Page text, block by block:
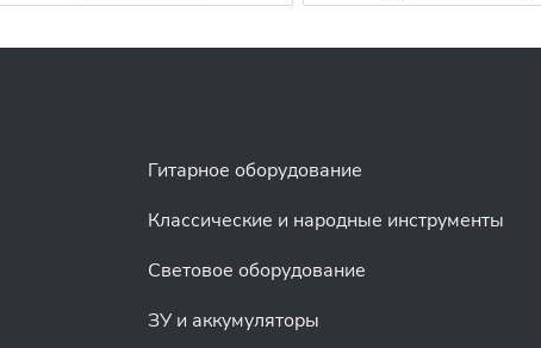
Гитарное оборудование
Классические и народные инструменты
Световое оборудование
ЗУ и аккумуляторы